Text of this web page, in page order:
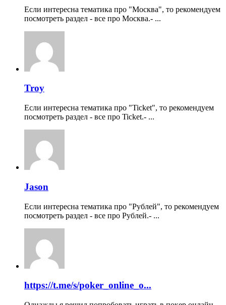
Если интересна тематика про "Москва", то рекомендуем
посмотреть раздел - все про Москва.- ...
Troy
Если интересна тематика про "Ticket", то рекомендуем
посмотреть раздел - все про Ticket.- ...
Jason
Если интересна тематика про "Рублей", то рекомендуем
посмотреть раздел - все про Рублей.- ...
https://t.me/s/poker_online_o...